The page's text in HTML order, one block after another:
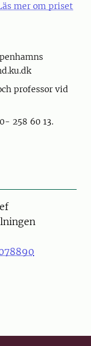
mer om priset
professor vid
258 60 13.